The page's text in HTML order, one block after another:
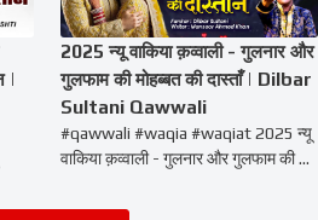
|
2025 न्यू वाकिया क़व्वाली - गुलनार और
गुलफाम की मोहब्बत की दास्ताँ | Dilbar
Sultani Qawwali
#qawwali #waqia #waqiat 2025 न्यू
वाकिया क़व्वाली - गुलनार और गुलफाम की ...